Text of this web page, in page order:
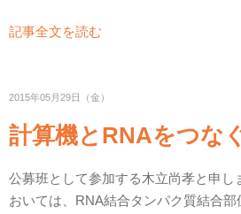
記事全文を読む
2015年05月29日（金）
計算機とRNAをつな
公募班として参加する木立尚孝と申し
おいては、RNA結合タンパク質結合